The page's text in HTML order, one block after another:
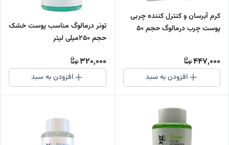
کرم آبرسان و کنترل کننده چربی
پوست چرب درمالوگ حجم ۵۰
447,000
افزودن به سبد
تونر درمالوگ مناسب پوست خشک
حجم 250میلی لیتر
320,000
افزودن به سبد